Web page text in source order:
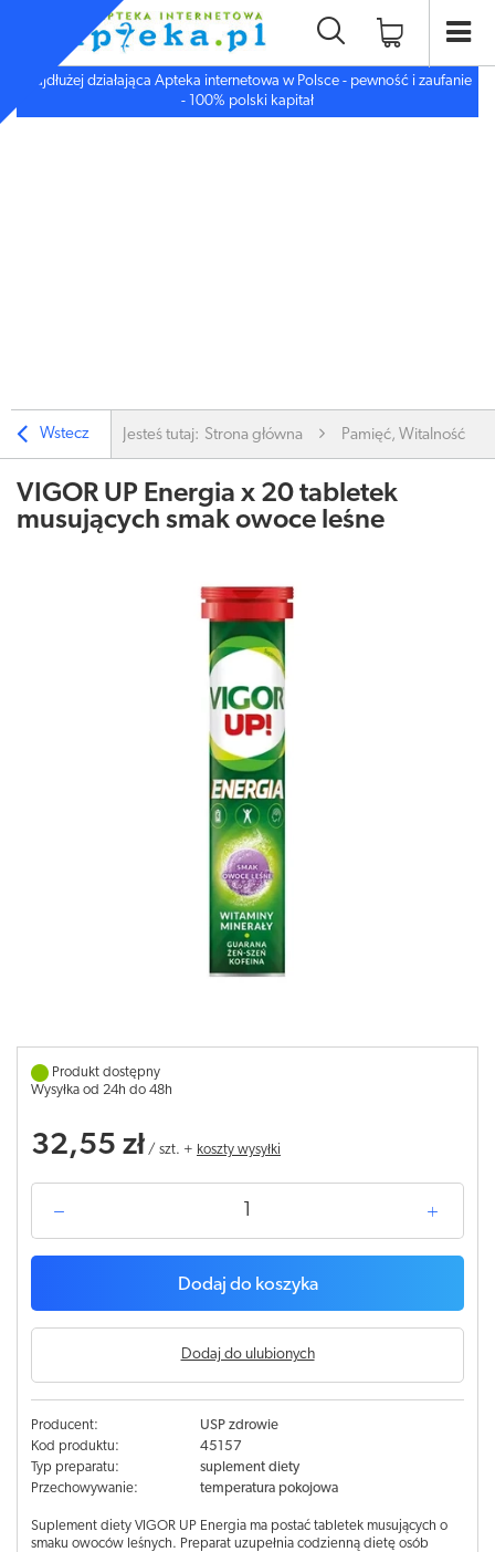
Najdłużej działająca Apteka internetowa w Polsce - pewność i zaufanie
- 100% polski kapitał
Wstecz Jesteś tutaj: Strona główna Pamięć, Witalność
VIGOR UP Energia x 20 tabletek
musujących smak owoce leśne
Produkt dostępny
Wysyłka od 24h do 48h
32,55 zł / szt. + koszty wysyłki
Dodaj do koszyka
Dodaj do ulubionych
Producent:
USP zdrowie
Kod produktu:
45157
Typ preparatu:
suplement diety
Przechowywanie:
temperatura pokojowa
Suplement diety VIGOR UP Energia ma postać tabletek musujących o
smaku owoców leśnych. Preparat uzupełnia codzienną dietę osób